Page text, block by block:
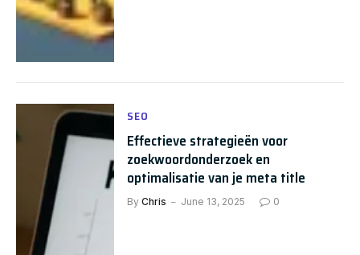
SEO
Effectieve strategieën voor
zoekwoordonderzoek en
optimalisatie van je meta title
By Chris June 13, 2025 0